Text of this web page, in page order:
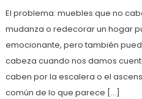
El problema: muebles que no
mudanza o redecorar un hogar
emocionante, pero también
cabeza cuando nos damos
caben por la escalera o el
común de lo que parece […]